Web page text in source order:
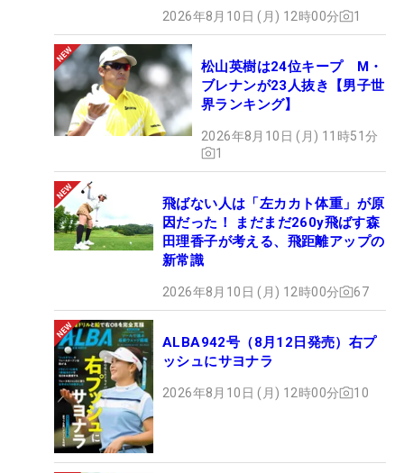
2026年8月10日 (月) 12時00分 1
松山英樹は24位キープ M・
ブレナンが23人抜き【男子世
界ランキング】
2026年8月10日 (月) 11時51分
1
飛ばない人は「左カカト体重」が原
因だった！ まだまだ260y飛ばす森
田理香子が考える、飛距離アップの
新常識
2026年8月10日 (月) 12時00分 67
ALBA942号（8月12日発売）右プ
ッシュにサヨナラ
2026年8月10日 (月) 12時00分 10